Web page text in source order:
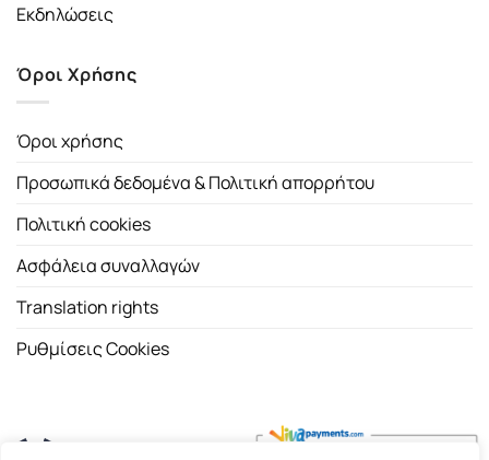
Εκδηλώσεις
Όροι Χρήσης
Όροι χρήσης
Προσωπικά δεδομένα & Πολιτική απορρήτου
Πολιτική cookies
Ασφάλεια συναλλαγών
Translation rights
Ρυθμίσεις Cookies